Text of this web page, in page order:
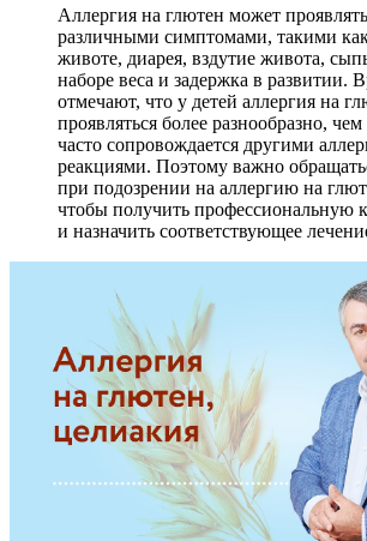
Аллергия на глютен может
различными симптомами, такими
животе, диарея, вздутие живота,
наборе веса и задержка в развитии.
отмечают, что у детей аллергия на
проявляться более разнообразно,
часто сопровождается другими
реакциями. Поэтому важно
при подозрении на аллергию на
чтобы получить профессиональную
и назначить соответствующее